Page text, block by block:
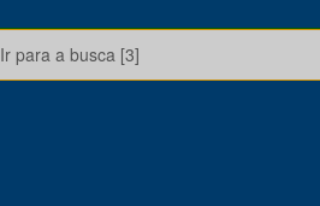
Ir para a busca [3]